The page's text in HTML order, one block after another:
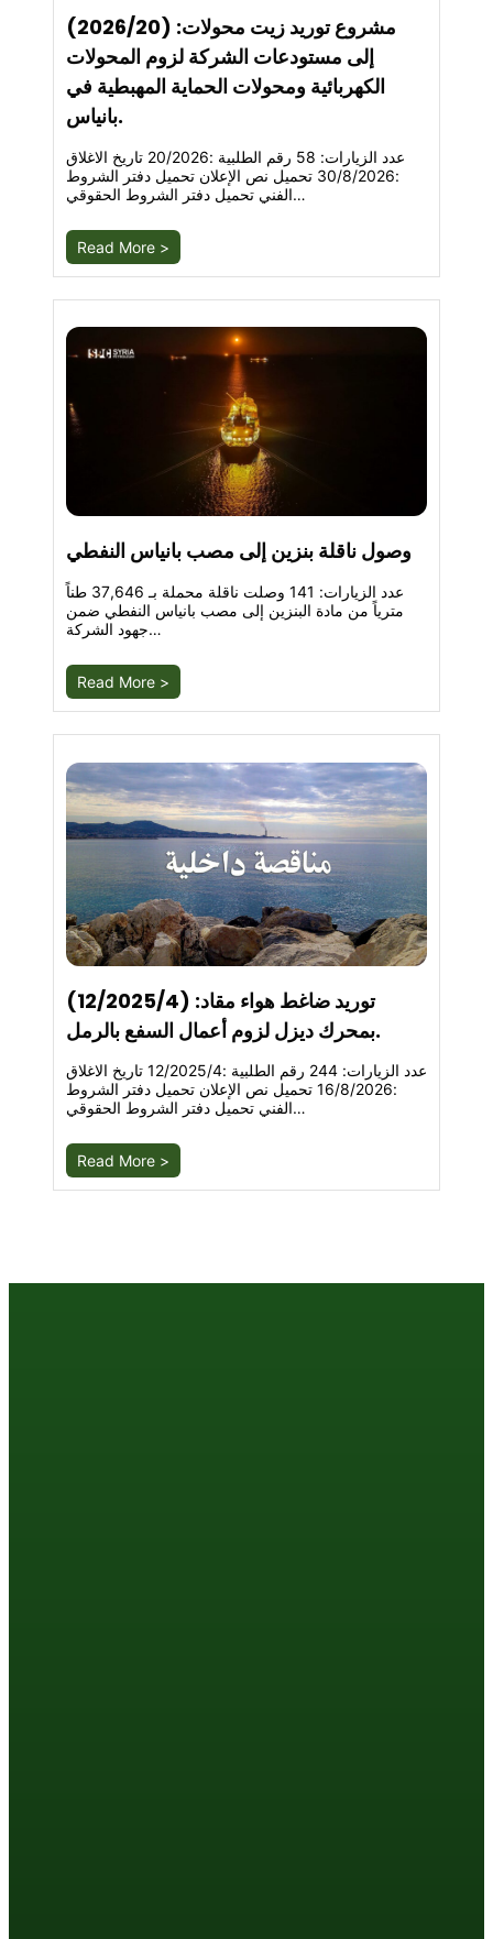
(2026/20) :مشروع توريد زيت محولات
إلى مستودعات الشركة لزوم المحولات
الكهربائية ومحولات الحماية المهبطية في
بانياس.
عدد الزيارات: 58 رقم الطلبية :20/2026 تاريخ الاغلاق
:30/8/2026 تحميل نص الإعلان تحميل دفتر الشروط
الفني تحميل دفتر الشروط الحقوقي…
Read More >
وصول ناقلة بنزين إلى مصب بانياس النفطي
عدد الزيارات: 141 وصلت ناقلة محملة بـ 37,646 طناً
مترياً من مادة البنزين إلى مصب بانياس النفطي ضمن
جهود الشركة…
Read More >
(12/2025/4) :توريد ضاغط هواء مقاد
بمحرك ديزل لزوم أعمال السفع بالرمل.
عدد الزيارات: 244 رقم الطلبية :12/2025/4 تاريخ الاغلاق
:16/8/2026 تحميل نص الإعلان تحميل دفتر الشروط
الفني تحميل دفتر الشروط الحقوقي…
Read More >